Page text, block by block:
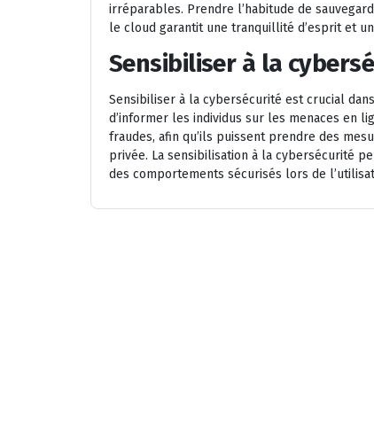
irréparables. Prendre l’habitude de
le cloud garantit une tranquillité d’esprit et
Sensibiliser à la
Sensibiliser à la cybersécurité est crucial
d’informer les individus sur les menaces en
fraudes, afin qu’ils puissent prendre des
privée. La sensibilisation à la cybersécurité
des comportements sécurisés lors de